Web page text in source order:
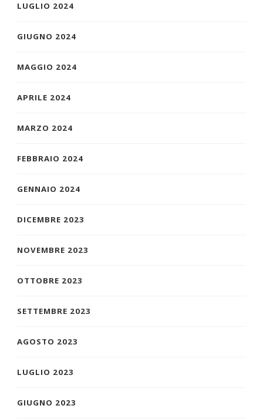
LUGLIO 2024
GIUGNO 2024
MAGGIO 2024
APRILE 2024
MARZO 2024
FEBBRAIO 2024
GENNAIO 2024
DICEMBRE 2023
NOVEMBRE 2023
OTTOBRE 2023
SETTEMBRE 2023
AGOSTO 2023
LUGLIO 2023
GIUGNO 2023